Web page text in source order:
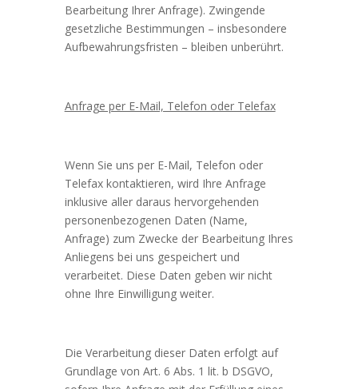
Bearbeitung Ihrer Anfrage). Zwingende
gesetzliche Bestimmungen – insbesondere
Aufbewahrungsfristen – bleiben unberührt.
Anfrage per E-Mail, Telefon oder Telefax
Wenn Sie uns per E-Mail, Telefon oder
Telefax kontaktieren, wird Ihre Anfrage
inklusive aller daraus hervorgehenden
personenbezogenen Daten (Name,
Anfrage) zum Zwecke der Bearbeitung Ihres
Anliegens bei uns gespeichert und
verarbeitet. Diese Daten geben wir nicht
ohne Ihre Einwilligung weiter.
Die Verarbeitung dieser Daten erfolgt auf
Grundlage von Art. 6 Abs. 1 lit. b DSGVO,